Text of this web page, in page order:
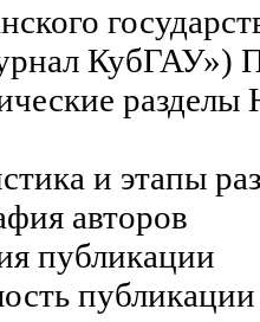
КубГАУ»)
и этапы
авторов
публикации